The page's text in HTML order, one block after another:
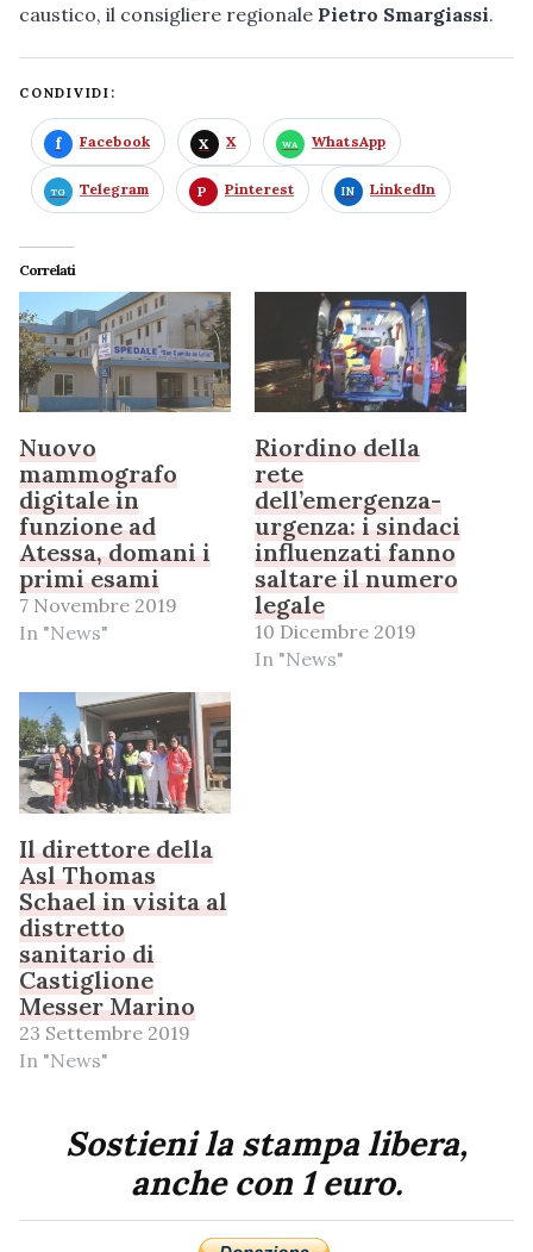
caustico, il consigliere regionale Pietro Smargiassi.
CONDIVIDI:
Facebook X WhatsApp
Telegram Pinterest LinkedIn
Correlati
Nuovo
mammografo
digitale in
funzione ad
Atessa, domani i
primi esami
7 Novembre 2019
In "News"
Riordino della
rete
dell’emergenza-
urgenza: i sindaci
influenzati fanno
saltare il numero
legale
10 Dicembre 2019
In "News"
Il direttore della
Asl Thomas
Schael in visita al
distretto
sanitario di
Castiglione
Messer Marino
23 Settembre 2019
In "News"
Sostieni la stampa libera,
anche con 1 euro.